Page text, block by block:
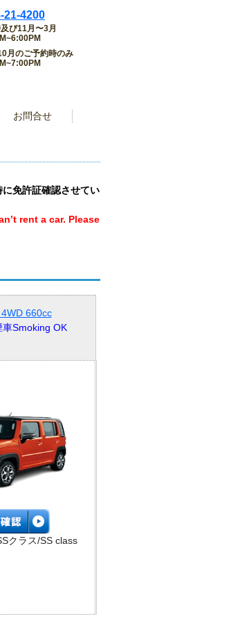
21-4200
及び11月〜3月
月のご予約時のみ
お問合せ
免許証確認させてい
rent a car. Please
660cc
車Smoking OK
クラス/SS class